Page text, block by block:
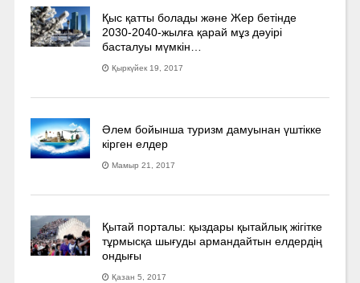
Қыс қатты болады және Жер бетінде
2030-2040­-жылға қарай мұз дәуірі
басталуы мүмкін…
Қыркүйек 19, 2017
Әлем бойынша туризм дамуынан үштікке
кірген елдер
Мамыр 21, 2017
Қытай порталы: қыздары қытайлық жігітке
тұрмысқа шығуды армандайтын елдердің
ондығы
Қазан 5, 2017